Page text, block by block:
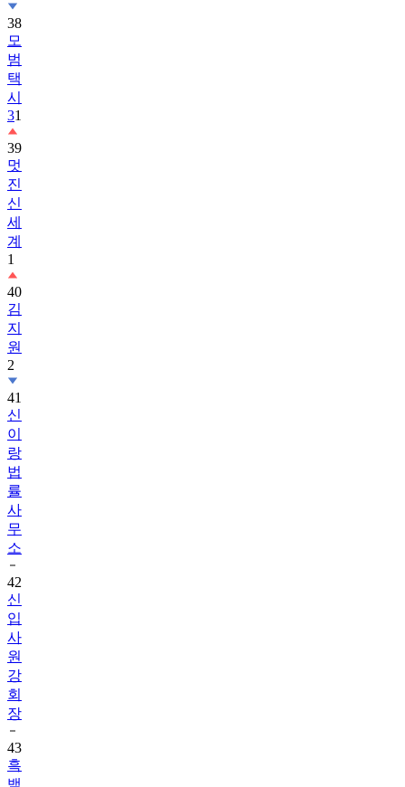
38
모
범
택
시
31
39
멋
진
신
세
계
1
40
김
지
원
2
41
신
이
랑
법
률
사
무
소
42
신
입
사
원
강
회
장
43
흑
백